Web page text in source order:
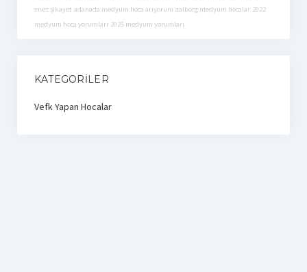
enes şikayet adanada medyum hoca arıyorum aalborg medyum hocalar 2022
medyum hoca yorumları 2025 medyum yorumları
KATEGORILER
Vefk Yapan Hocalar